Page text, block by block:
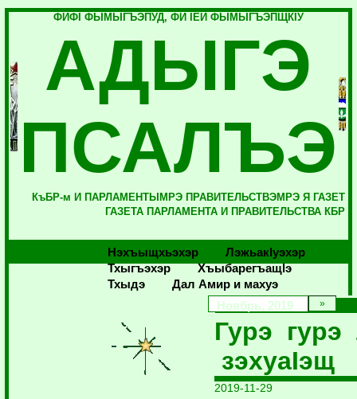
ФИФI ФЫМЫГЪЭПУД, ФИ IЕЙ ФЫМЫГЪЭПЩКIУ
АДЫГЭ
ПСАЛЪЭ
КъБР-м И ПАРЛАМЕНТЫМРЭ ПРАВИТЕЛЬСТВЭМРЭ Я ГАЗЕТ
ГАЗЕТА ПАРЛАМЕНТА И ПРАВИТЕЛЬСТВА КБР
Нэхъыщхьэхэр
Лэжьакlуэхэр
Тхыгъэхэр
Хъыбарегъащlэ
Тхыдэ
Дал Амир и махуэ
Ноябрь, 2019
Гурэ гурэ
зэхуаIэщ
2019-11-29